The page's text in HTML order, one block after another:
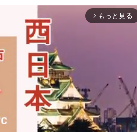
arrow_forward_ios もっと見る